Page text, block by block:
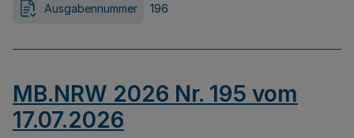
Ausgabennummer 196
MB.NRW 2026 Nr. 195 vom
17.07.2026